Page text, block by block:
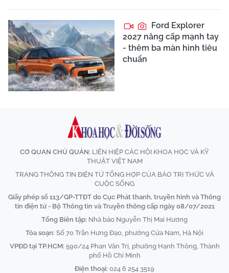
Ford Explorer
2027 nâng cấp mạnh tay
- thêm ba màn hình tiêu
chuẩn
CƠ QUAN CHỦ QUẢN: LIÊN HIỆP CÁC HỘI KHOA HỌC VÀ KỸ
THUẬT VIỆT NAM
TRANG THÔNG TIN ĐIỆN TỬ TỔNG HỢP CỦA BÁO TRI THỨC VÀ
CUỘC SỐNG
Giấy phép số 113/GP-TTĐT do Cục Phát thanh, truyền hình và Thông
tin điện tử - Bộ Thông tin và Truyền thông cấp ngày 08/07/2021
Tổng Biên tập: Nhà báo Nguyễn Thị Mai Hương
Tòa soạn: Số 70 Trần Hưng Đạo, phường Cửa Nam, Hà Nội
VPĐD tại TP.HCM: 590/24 Phan Văn Trị, phường Hạnh Thông, Thành
phố Hồ Chí Minh
Điện thoại: 024 6 254 3519